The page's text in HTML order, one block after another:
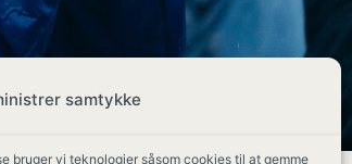
samtykke
bruger vi teknologier såsom cookies til at gemme